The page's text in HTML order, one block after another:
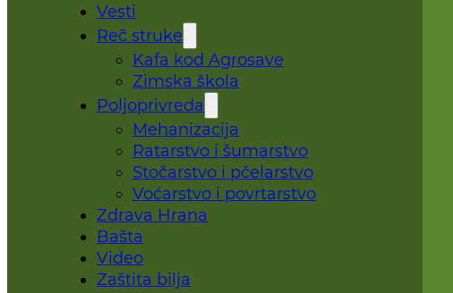
Vesti
Reč struke
Kafa kod Agrosave
Zimska škola
Poljoprivreda
Mehanizacija
Ratarstvo i šumarstvo
Stočarstvo i pčelarstvo
Voćarstvo i povrtarstvo
Zdrava Hrana
Bašta
Video
Zaštita bilja